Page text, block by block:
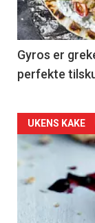
Gyros er
perfekte
Forsiden
akkurat
nå
UKENS KAKE